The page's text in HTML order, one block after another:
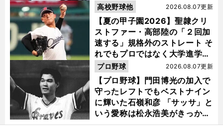
【夏の甲子園2026】聖隷クリ
ストファー・高部陸の「２回加
速する」規格外のストレート そ
れでもプロではなく大学進学を
選ぶ理由
2026.08.07更新
高校野球他
【プロ野球】門田博光の加入で
守ったレフトでもベストナイン
に輝いた石嶺和彦 「サッサ」と
いう愛称は松永浩美がきっか
け？
2026.08.07更新
プロ野球